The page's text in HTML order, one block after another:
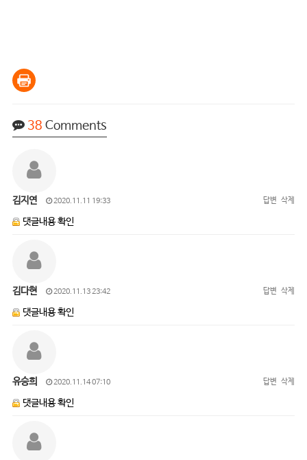
38 Comments
김지연 2020.11.11 19:33 답변 삭제
댓글내용 확인
김다현 2020.11.13 23:42 답변 삭제
댓글내용 확인
유승희 2020.11.14 07:10 답변 삭제
댓글내용 확인